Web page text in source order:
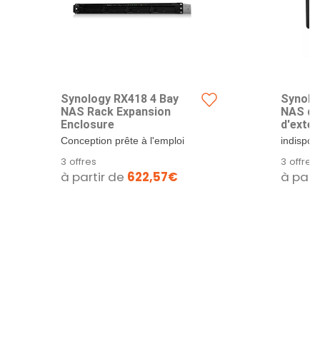
Synology RX418 4 Bay
NAS Rack Expansion
Enclosure
Conception prête à l'emploi
transparente de...
3 offres
à partir de 622,57€
NAS
3 offres
à